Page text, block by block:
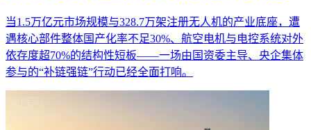
当1.5万亿元市场规模与328.7万架注册无人机的产业底座，遭
遇核心部件整体国产化率不足30%、航空电机与电控系统对外
依存度超70%的结构性短板——一场由国资委主导、央企集体
参与的“补链强链”行动已经全面打响。